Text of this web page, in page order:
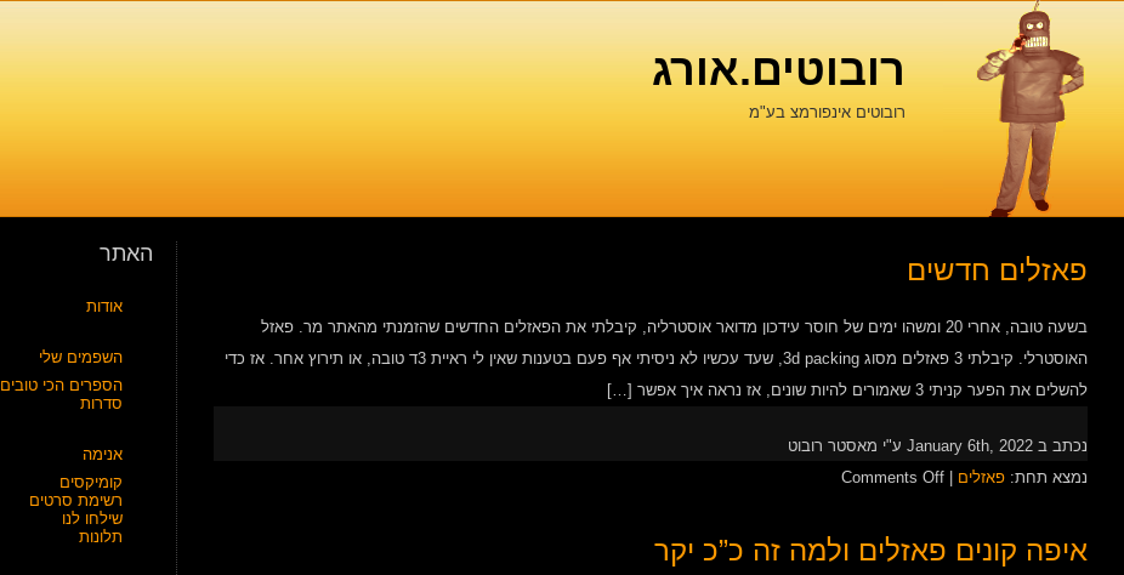
רובוטים.אורג
רובוטים אינפורמצ בע"מ
פאזלים חדשים
בשעה טובה, אחרי 20 ומשהו ימים של חוסר עידכון מדואר אוסטרליה, קיבלתי את הפאזלים החדשים שהזמנתי מהאתר מר. פאזל
האוסטרלי. קיבלתי 3 פאזלים מסוג 3d packing, שעד עכשיו לא ניסיתי אף פעם בטענות שאין לי ראיית 3ד טובה, או תירוץ אחר. אז כדי
להשלים את הפער קניתי 3 שאמורים להיות שונים, אז נראה איך אפשר […]
נכתב ב January 6th, 2022 ע"י מאסטר רובוט
נמצא תחת: פאזלים Comments Off
on
חדשים
איפה קונים פאזלים ולמה זה כ”כ יקר
האתר
אודות
השפמים שלי
הספרים הכי טובים
סדרות
אנימה
קומיקסים
רשימת סרטים
שילחו לנו
תלונות